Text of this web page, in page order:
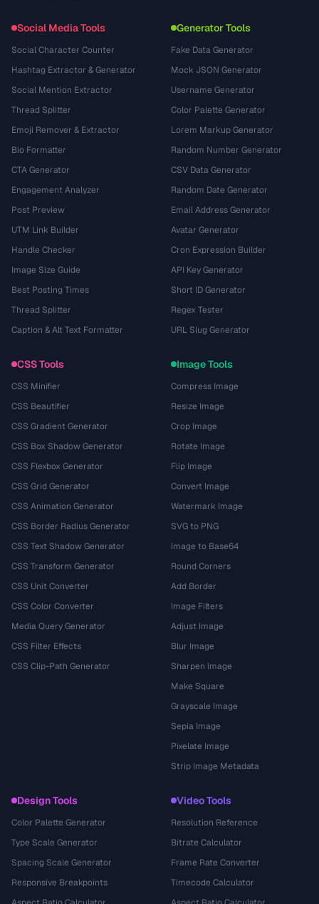
Social Media Tools
Social Character Counter
Hashtag Extractor & Generator
Social Mention Extractor
Thread Splitter
Emoji Remover & Extractor
Bio Formatter
CTA Generator
Engagement Analyzer
Post Preview
UTM Link Builder
Handle Checker
Image Size Guide
Best Posting Times
Thread Splitter
Caption & Alt Text Formatter
Generator Tools
Fake Data Generator
Mock JSON Generator
Username Generator
Color Palette Generator
Lorem Markup Generator
Random Number Generator
CSV Data Generator
Random Date Generator
Email Address Generator
Avatar Generator
Cron Expression Builder
API Key Generator
Short ID Generator
Regex Tester
URL Slug Generator
CSS Tools
CSS Minifier
CSS Beautifier
CSS Gradient Generator
CSS Box Shadow Generator
CSS Flexbox Generator
CSS Grid Generator
CSS Animation Generator
CSS Border Radius Generator
CSS Text Shadow Generator
CSS Transform Generator
CSS Unit Converter
CSS Color Converter
Media Query Generator
CSS Filter Effects
CSS Clip-Path Generator
Image Tools
Compress Image
Resize Image
Crop Image
Rotate Image
Flip Image
Convert Image
Watermark Image
SVG to PNG
Image to Base64
Round Corners
Add Border
Image Filters
Adjust Image
Blur Image
Sharpen Image
Make Square
Grayscale Image
Sepia Image
Pixelate Image
Strip Image Metadata
Design Tools
Color Palette Generator
Type Scale Generator
Spacing Scale Generator
Responsive Breakpoints
Video Tools
Resolution Reference
Bitrate Calculator
Frame Rate Converter
Timecode Calculator